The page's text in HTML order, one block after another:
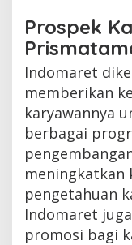
Prospek
Indomaret
memberikan
karyawannya
berbagai
meningkatkan
pengetahuan
Indomaret
promosi bagi